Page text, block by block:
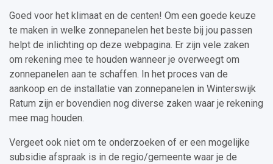
Goed voor het klimaat en de centen! Om een goede keuze
te maken in welke zonnepanelen het beste bij jou passen
helpt de inlichting op deze webpagina. Er zijn vele zaken
om rekening mee te houden wanneer je overweegt om
zonnepanelen aan te schaffen. In het proces van de
aankoop en de installatie van zonnepanelen in Winterswijk
Ratum zijn er bovendien nog diverse zaken waar je rekening
mee mag houden.
Vergeet ook niet om te onderzoeken of er een mogelijke
subsidie afspraak is in de regio/gemeente waar je de